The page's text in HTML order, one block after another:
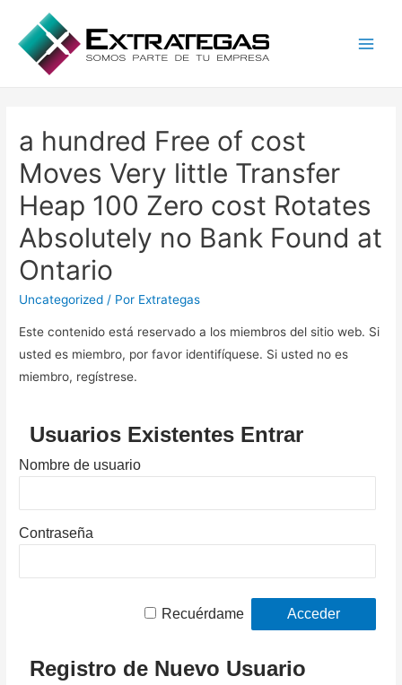
a hundred Free of cost
Moves Very little Transfer
Heap 100 Zero cost Rotates
Absolutely no Bank Found at
Ontario
Uncategorized / Por Extrategas
Este contenido está reservado a los miembros del sitio web. Si
usted es miembro, por favor identifíquese. Si usted no es
miembro, regístrese.
Usuarios Existentes Entrar
Nombre de usuario
Contraseña
Recuérdame
Registro de Nuevo Usuario